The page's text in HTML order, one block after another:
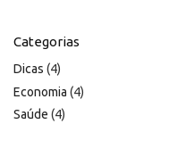
Categorias
Dicas (4)
Economia (4)
Saúde (4)